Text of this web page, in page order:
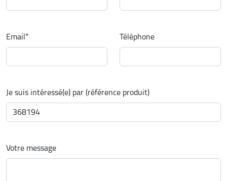
Email* Téléphone
Je suis intéressé(e) par (référence produit)
Votre message